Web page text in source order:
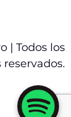
| Todos los